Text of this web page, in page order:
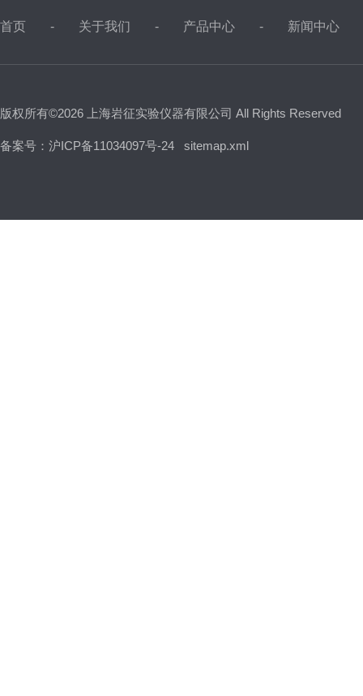
首页 关于我们 产品中心 新闻中心
版权所有©2026 上海岩征实验仪器有限公司 All Rights Reserved
备案号：沪ICP备11034097号-24 sitemap.xml